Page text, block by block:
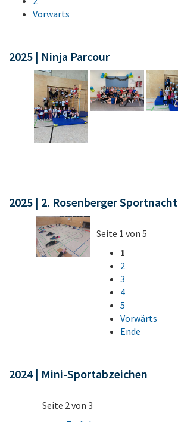
Vorwärts
2025 | Ninja Parcour
2025 | 2. Rosenberger Sportnacht
Seite 1 von 5
1
2
3
4
5
Vorwärts
Ende
2024 | Mini-Sportabzeichen
Seite 2 von 3